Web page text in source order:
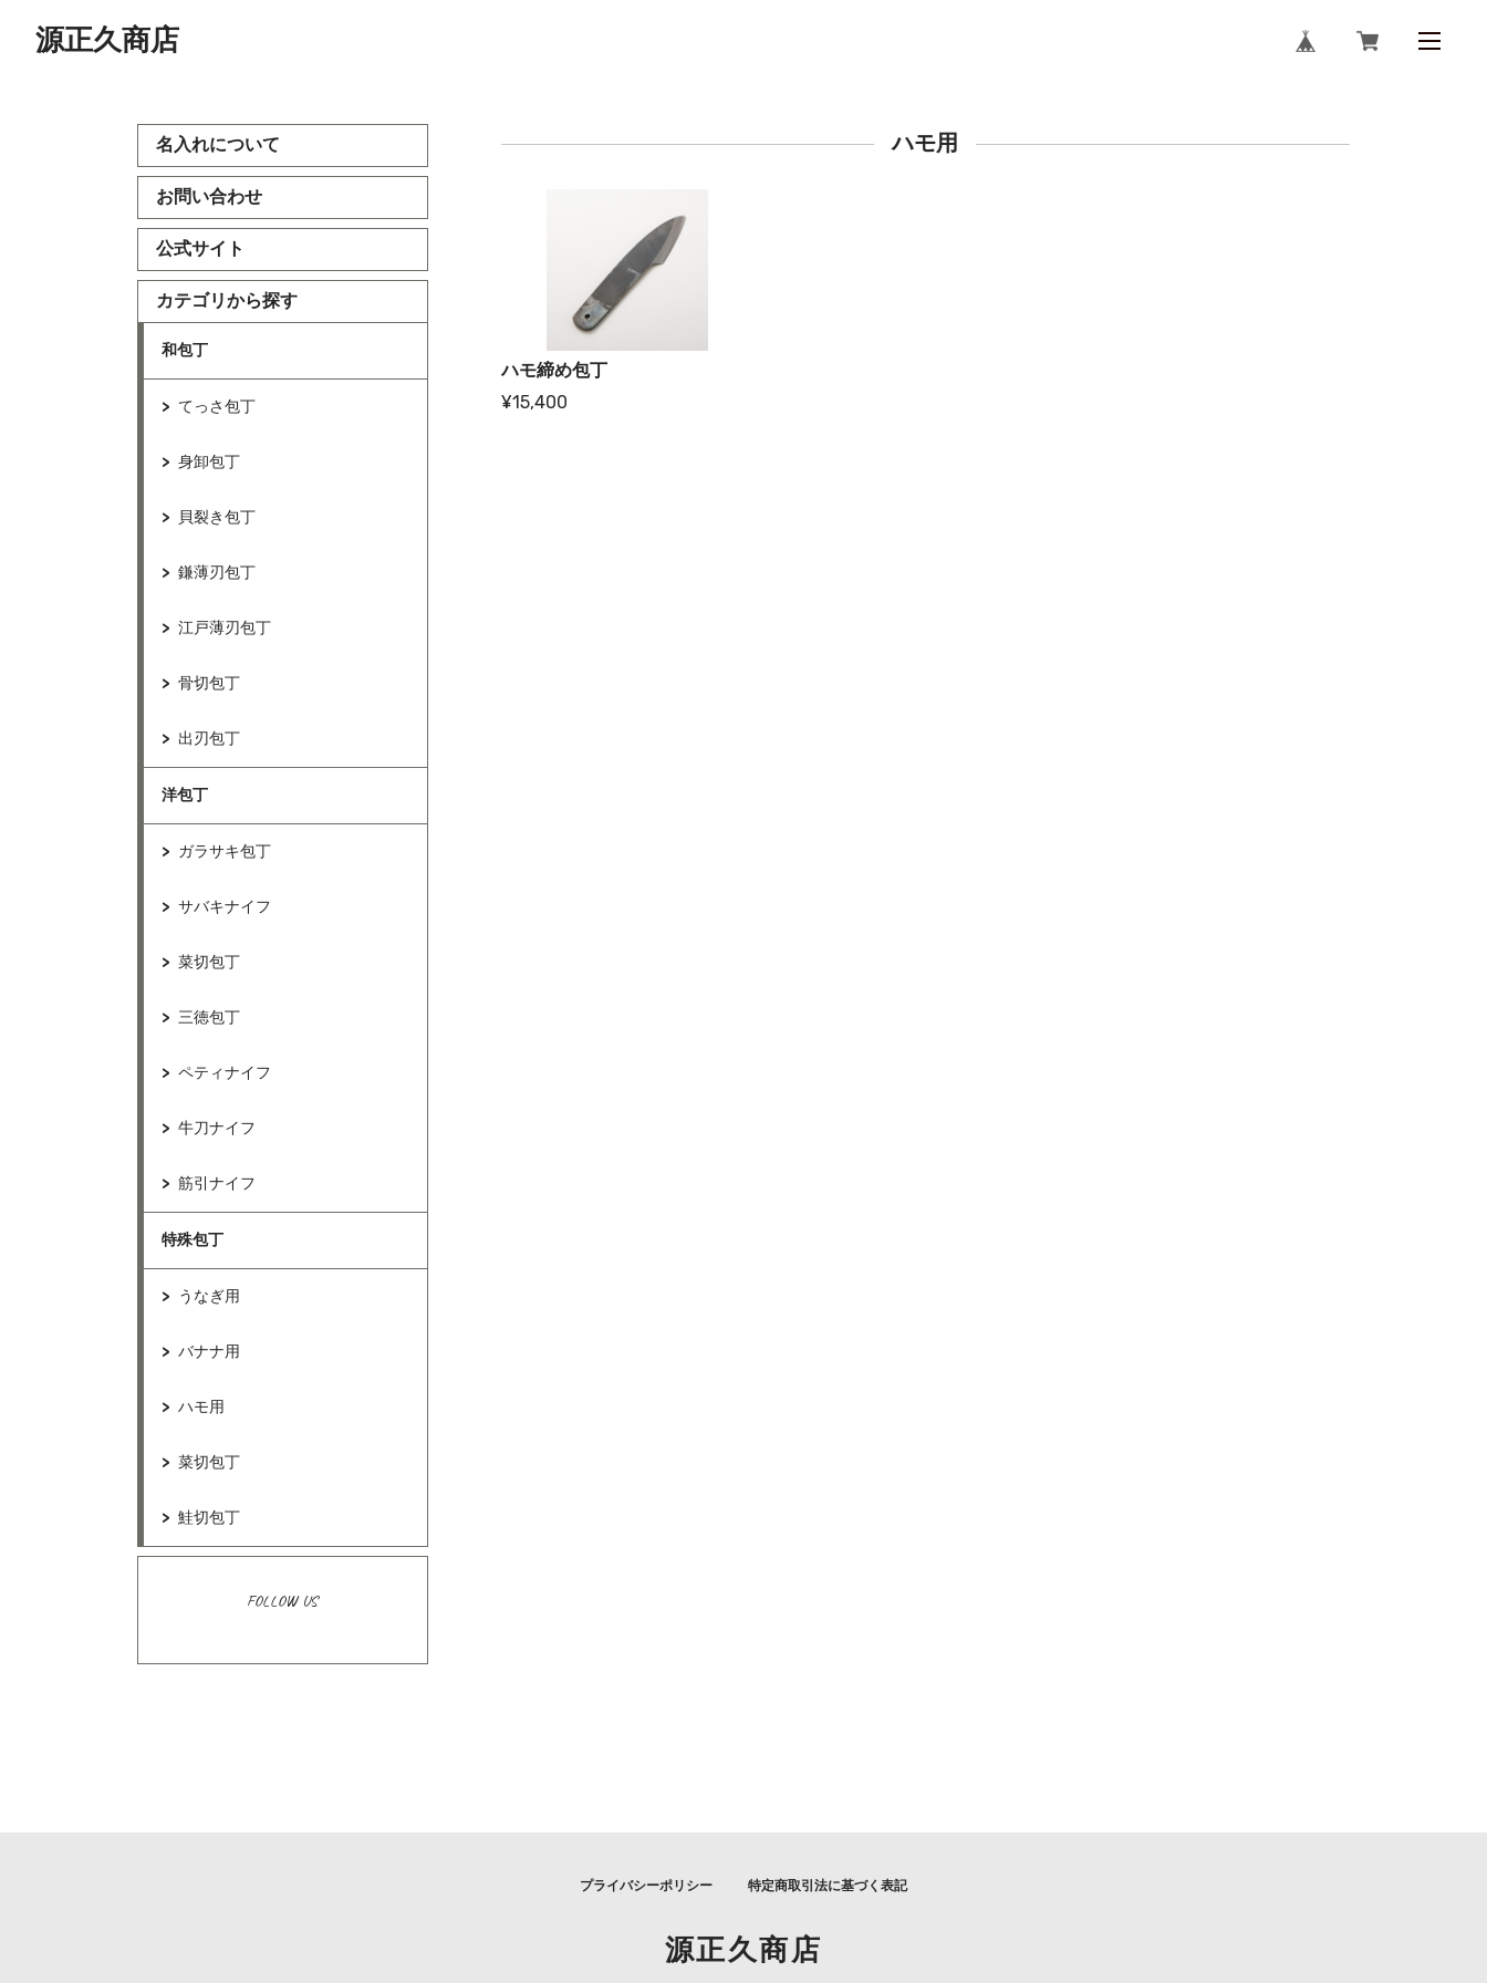
源正久商店
名入れについて
お問い合わせ
公式サイト
カテゴリから探す
和包丁
てっさ包丁
身卸包丁
貝裂き包丁
鎌薄刃包丁
江戸薄刃包丁
骨切包丁
出刃包丁
洋包丁
ガラサキ包丁
サバキナイフ
菜切包丁
三徳包丁
ペティナイフ
牛刀ナイフ
筋引ナイフ
特殊包丁
うなぎ用
バナナ用
ハモ用
菜切包丁
鮭切包丁
FOLLOW US
ハモ用
ハモ締め包丁
¥15,400
プライバシーポリシー 特定商取引法に基づく表記
源正久商店